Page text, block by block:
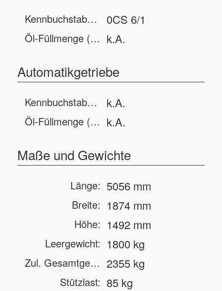
Kennbuchstabe(n): 0CS 6/1
Öl-Füllmenge (Servicebefüllung): k.A.
Automatikgetriebe
Kennbuchstabe(n): k.A.
Öl-Füllmenge (Servicebefüllung): k.A.
Maße und Gewichte
Länge: 5056 mm
Breite: 1874 mm
Höhe: 1492 mm
Leergewicht: 1800 kg
Zul. Gesamtgewicht: 2355 kg
Stützlast: 85 kg